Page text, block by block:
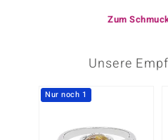
Zum
Unsere
Nur noch 1